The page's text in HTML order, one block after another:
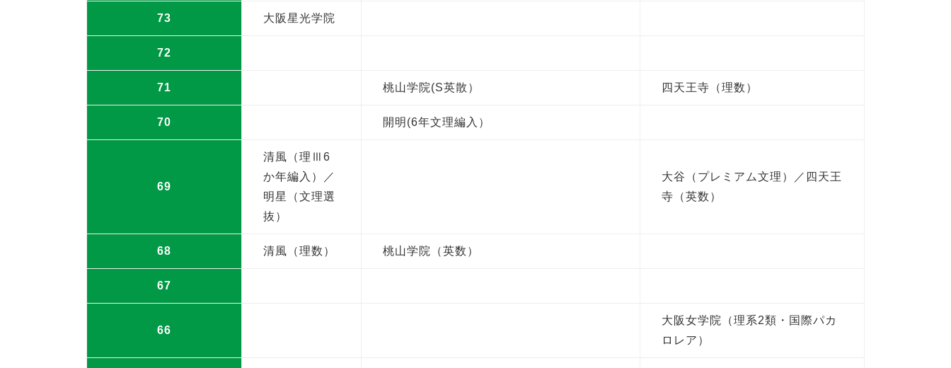
73 大阪星光学院
72
71 桃山学院(S英散） 四天王寺（理数）
70 開明(6年文理編入）
69
清風（理Ⅲ6
か年編入）／
明星（文理選
抜）
大谷（プレミアム文理）／四天王
寺（英数）
68 清風（理数） 桃山学院（英数）
67
66
大阪女学院（理系2類・国際パカ
ロレア）